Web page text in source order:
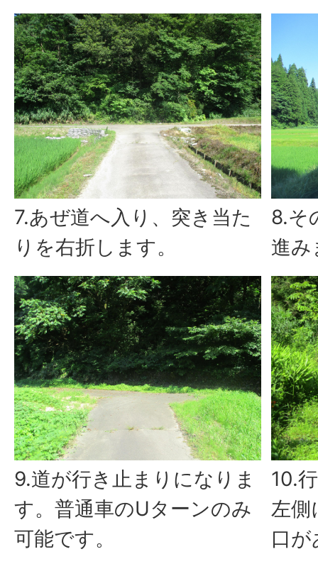
7.あぜ道へ入り、突き当た
りを右折します。
8.そ
進み
9.道が行き止まりになりま
す。普通車のUターンのみ
可能です。
10.
左側
口